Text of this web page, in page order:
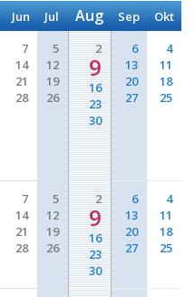
Jun Jul Aug Sep
Okt
7
14
21
28
5
12
19
26
2
9
16
23
30
6
13
20
27
4
11
18
25
7
14
21
28
5
12
19
26
2
9
16
23
30
6
13
20
27
4
11
18
25